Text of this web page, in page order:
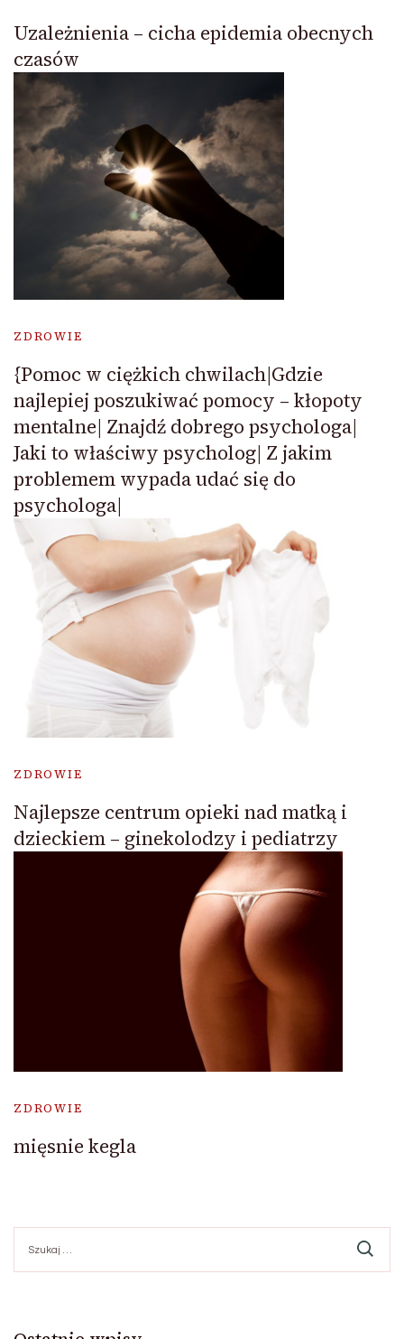
Uzależnienia – cicha epidemia obecnych
czasów
ZDROWIE
{Pomoc w ciężkich chwilach|Gdzie
najlepiej poszukiwać pomocy – kłopoty
mentalne| Znajdź dobrego psychologa|
Jaki to właściwy psycholog| Z jakim
problemem wypada udać się do
psychologa|
ZDROWIE
Najlepsze centrum opieki nad matką i
dzieckiem – ginekolodzy i pediatrzy
ZDROWIE
mięsnie kegla